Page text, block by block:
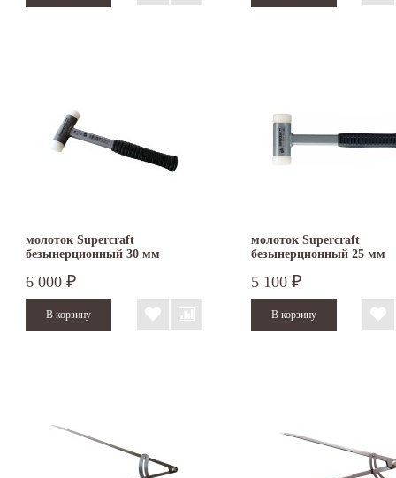
молоток Supercraft
безынерционный 30 мм
6 000 ₽
молоток Supercraft
безынерционный 25 мм
5 100 ₽